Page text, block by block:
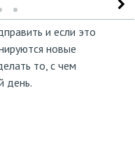
и если это
новые
то, с чем
день.